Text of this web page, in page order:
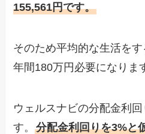
155,561円です。
そのため平均的な生活を
年間180万円必要になりま
ウェルスナビの分配金利
す。分配金利回りを3%と